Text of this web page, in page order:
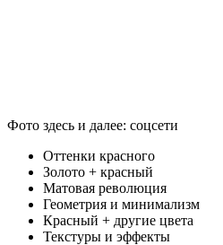
Фото здесь и далее: соцсети
Оттенки красного
Золото + красный
Матовая революция
Геометрия и минимализм
Красный + другие цвета
Текстуры и эффекты